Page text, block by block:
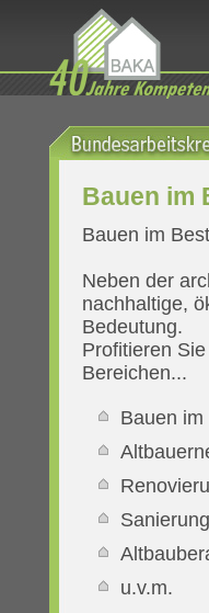
Bauen im
Bauen im
Neben der
nachhaltige,
Bedeutung.
Profitieren
Bereichen...
Bauen im
Sanierung
u.v.m.